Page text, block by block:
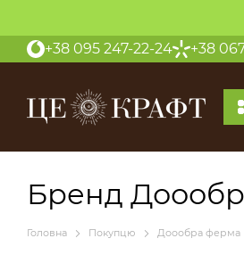
+38 095 247-22-24 +38
Бренд
Головна Покупцю Доообра ферма